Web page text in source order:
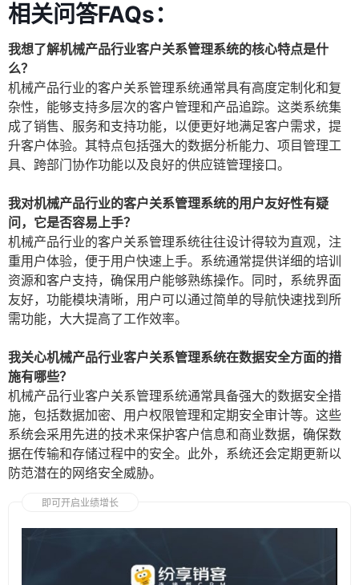
相关问答FAQs：
我想了解机械产品行业客户关系管理系统的核心特点是什
么？
机械产品行业的客户关系管理系统通常具有高度定制化和复
杂性，能够支持多层次的客户管理和产品追踪。这类系统集
成了销售、服务和支持功能，以便更好地满足客户需求，提
升客户体验。其特点包括强大的数据分析能力、项目管理工
具、跨部门协作功能以及良好的供应链管理接口。
我对机械产品行业的客户关系管理系统的用户友好性有疑
问，它是否容易上手？
机械产品行业的客户关系管理系统往往设计得较为直观，注
重用户体验，便于用户快速上手。系统通常提供详细的培训
资源和客户支持，确保用户能够熟练操作。同时，系统界面
友好，功能模块清晰，用户可以通过简单的导航快速找到所
需功能，大大提高了工作效率。
我关心机械产品行业客户关系管理系统在数据安全方面的措
施有哪些？
机械产品行业客户关系管理系统通常具备强大的数据安全措
施，包括数据加密、用户权限管理和定期安全审计等。这些
系统会采用先进的技术来保护客户信息和商业数据，确保数
据在传输和存储过程中的安全。此外，系统还会定期更新以
防范潜在的网络安全威胁。
即可开启业绩增长